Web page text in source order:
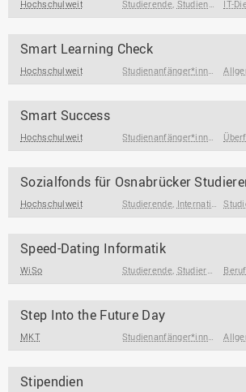
Hochschulweit Studierende, Studienanfänger*innen
Smart Learning Check
Hochschulweit Studienanfänger*innen
Smart Success
Hochschulweit Studienanfänger*innen
Sozialfonds für Osnabrücker
Hochschulweit Studierende, International Degree Seeking Students
Speed-Dating Informatik
WiSo Studierende, Studierende am Ende des Studiums
Step Into the Future Day
MKT Studienanfänger*innen
Stipendien